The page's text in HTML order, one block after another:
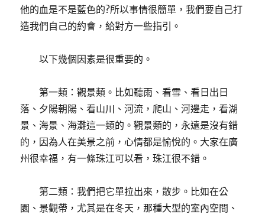
他的血是不是藍色的?所以事情很簡單，我們要自己打
造我們自己的約會，給對方一些指引。
以下幾個因素是很重要的。
第一類：觀景類。比如聽雨、看雪、看日出日
落、夕陽朝陽、看山川、河流，爬山、河邊走，看湖
景、海景、海灘這一類的。觀景類的，永遠是沒有錯
的，因為人在美景之前，心情都是愉悅的。大家在廣
州很幸福，有一條珠江可以看，珠江很不錯。
第二類：我們把它單拉出來，散步。比如在公
園、景觀帶，尤其是在冬天，那種大型的室內空間、